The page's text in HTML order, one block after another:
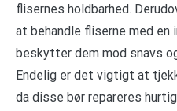
flisernes holdbarhed.
at behandle fliserne med en
beskytter dem mod snavs
Endelig er det vigtigt at
da disse bør repareres